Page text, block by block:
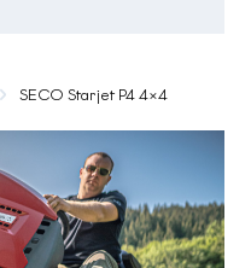
SECO Starjet P4 4×4